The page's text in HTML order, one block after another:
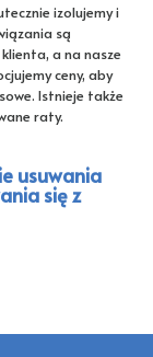
izolujemy i
są
a na nasze
ceny, aby
Istnieje także
raty.
usuwania
się z